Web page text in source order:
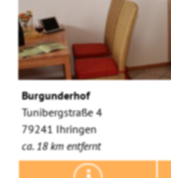
Burgunderhof
Tunibergstraße 4
79241 Ihringen
ca. 18 km entfernt